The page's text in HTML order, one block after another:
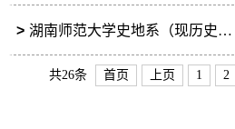
> 湖南师范大学史地系（现历史系）75届校友举办毕业40周年聚会
共26条 首页 上页 1 2